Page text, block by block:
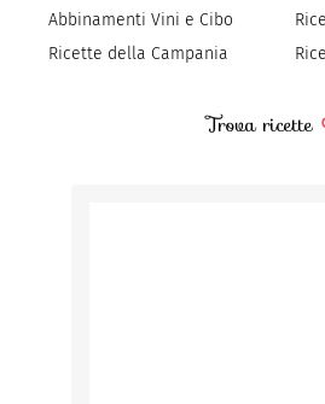
Abbinamenti Vini e Cibo
Ricette della Campania
Trova ricette